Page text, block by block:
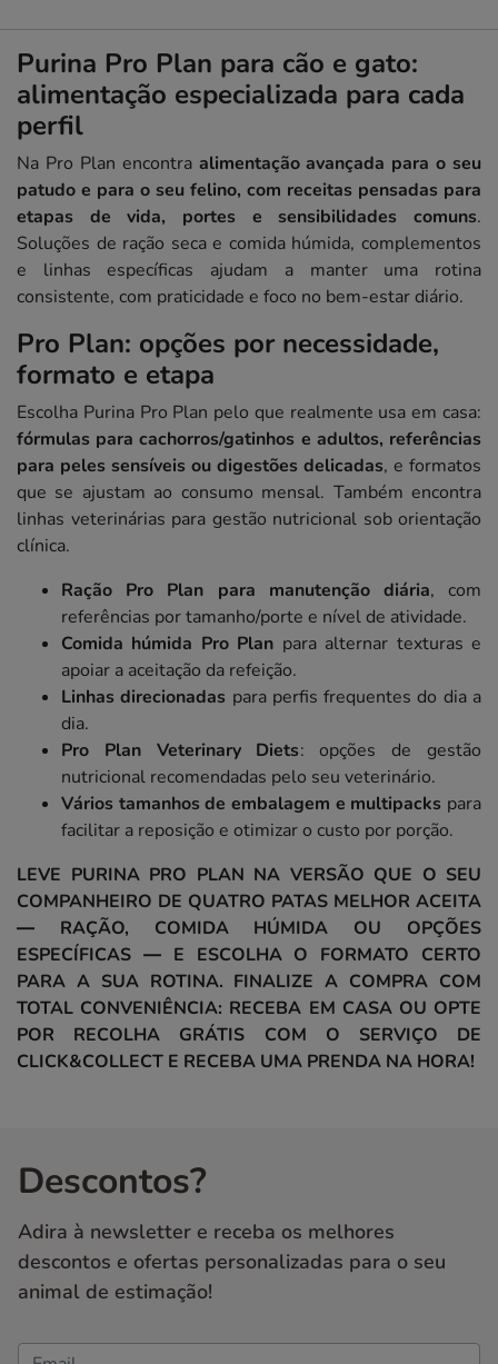
Purina Pro Plan para cão e gato:
alimentação especializada para cada
perfil
Na Pro Plan encontra alimentação avançada para o seu
patudo e para o seu felino, com receitas pensadas para
etapas de vida, portes e sensibilidades comuns.
Soluções de ração seca e comida húmida, complementos
e linhas específicas ajudam a manter uma rotina
consistente, com praticidade e foco no bem-estar diário.
Pro Plan: opções por necessidade,
formato e etapa
Escolha Purina Pro Plan pelo que realmente usa em casa:
fórmulas para cachorros/gatinhos e adultos, referências
para peles sensíveis ou digestões delicadas, e formatos
que se ajustam ao consumo mensal. Também encontra
linhas veterinárias para gestão nutricional sob orientação
clínica.
Ração Pro Plan para manutenção diária, com
referências por tamanho/porte e nível de atividade.
Comida húmida Pro Plan para alternar texturas e
apoiar a aceitação da refeição.
Linhas direcionadas para perfis frequentes do dia a
dia.
Pro Plan Veterinary Diets: opções de gestão
nutricional recomendadas pelo seu veterinário.
Vários tamanhos de embalagem e multipacks para
facilitar a reposição e otimizar o custo por porção.
LEVE PURINA PRO PLAN NA VERSÃO QUE O SEU
COMPANHEIRO DE QUATRO PATAS MELHOR ACEITA
— RAÇÃO, COMIDA HÚMIDA OU OPÇÕES
ESPECÍFICAS — E ESCOLHA O FORMATO CERTO
PARA A SUA ROTINA. FINALIZE A COMPRA COM
TOTAL CONVENIÊNCIA: RECEBA EM CASA OU OPTE
POR RECOLHA GRÁTIS COM O SERVIÇO DE
CLICK&COLLECT E RECEBA UMA PRENDA NA HORA!
Descontos?
Adira à newsletter e receba os melhores
descontos e ofertas personalizadas para o seu
animal de estimação!